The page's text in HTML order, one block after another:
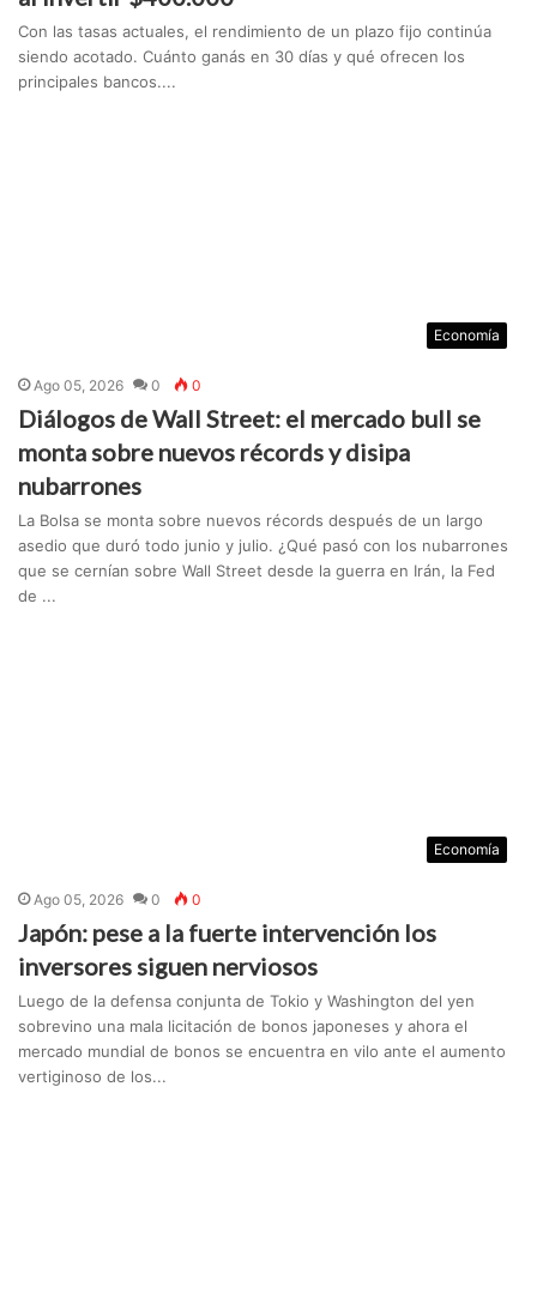
Con las tasas actuales, el rendimiento de un plazo fijo continúa
siendo acotado. Cuánto ganás en 30 días y qué ofrecen los
principales bancos....
Economía
Ago 05, 2026 0 0
Diálogos de Wall Street: el mercado bull se
monta sobre nuevos récords y disipa
nubarrones
La Bolsa se monta sobre nuevos récords después de un largo
asedio que duró todo junio y julio. ¿Qué pasó con los nubarrones
que se cernían sobre Wall Street desde la guerra en Irán, la Fed
de ...
Economía
Ago 05, 2026 0 0
Japón: pese a la fuerte intervención los
inversores siguen nerviosos
Luego de la defensa conjunta de Tokio y Washington del yen
sobrevino una mala licitación de bonos japoneses y ahora el
mercado mundial de bonos se encuentra en vilo ante el aumento
vertiginoso de los...